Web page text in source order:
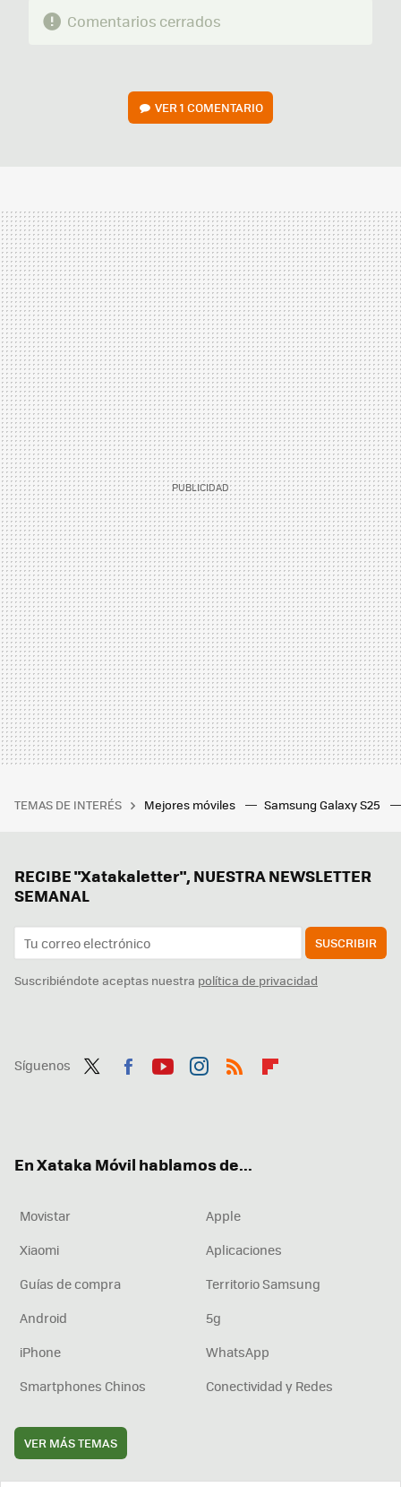
Comentarios cerrados
VER1 COMENTARIO
TEMAS DE INTERÉS Mejores móviles Samsung Galaxy S25
RECIBE "Xatakaletter", NUESTRA NEWSLETTER
SEMANAL
SUSCRIBIR
Suscribiéndote aceptas nuestra política de privacidad
Síguenos
En Xataka Móvil hablamos de...
Movistar
Apple
Xiaomi
Aplicaciones
Guías de compra
Territorio Samsung
Android
5g
iPhone
WhatsApp
Smartphones Chinos
Conectividad y Redes
VER MÁS TEMAS